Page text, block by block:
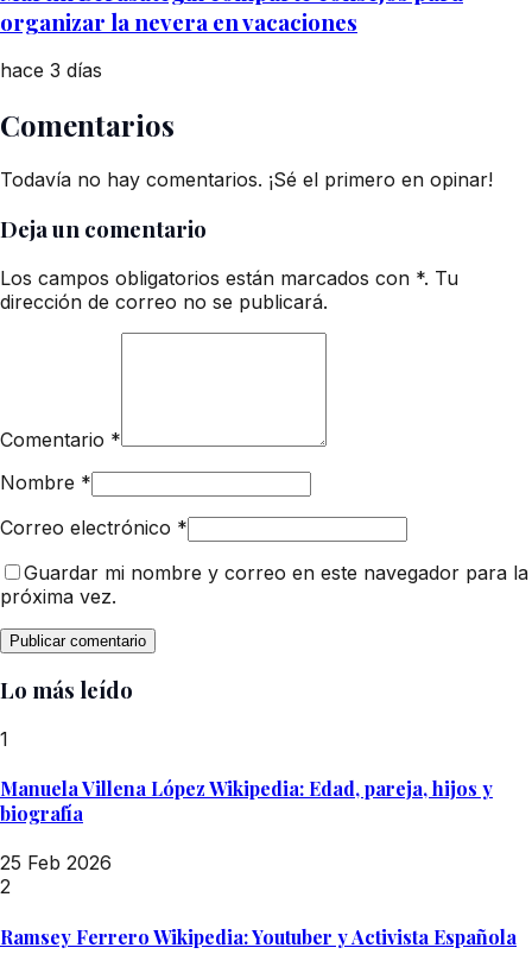
organizar la nevera en vacaciones
hace 3 días
Comentarios
Todavía no hay comentarios. ¡Sé el primero en opinar!
Deja un comentario
Los campos obligatorios están marcados con *. Tu
dirección de correo no se publicará.
Comentario *
Nombre *
Correo electrónico *
Guardar mi nombre y correo en este navegador para la
próxima vez.
Lo más leído
1
Manuela Villena López Wikipedia: Edad, pareja, hijos y
biografía
25 Feb 2026
2
Ramsey Ferrero Wikipedia: Youtuber y Activista Española